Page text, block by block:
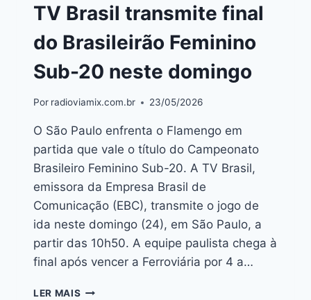
TV Brasil transmite final
do Brasileirão Feminino
Sub-20 neste domingo
Por radioviamix.com.br 23/05/2026
O São Paulo enfrenta o Flamengo em
partida que vale o título do Campeonato
Brasileiro Feminino Sub-20. A TV Brasil,
emissora da Empresa Brasil de
Comunicação (EBC), transmite o jogo de
ida neste domingo (24), em São Paulo, a
partir das 10h50. A equipe paulista chega à
final após vencer a Ferroviária por 4 a…
LER MAIS